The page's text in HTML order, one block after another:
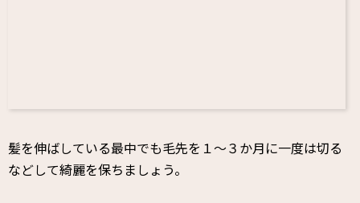
髪を伸ばしている最中でも毛先を１〜３か月に一度は切る
などして綺麗を保ちましょう。